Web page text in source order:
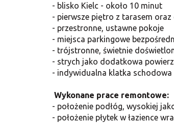
- blisko Kielc - około 10 minut
- pierwsze piętro z tarasem
- przestronne, ustawne pokoje
- miejsca parkingowe
- trójstronne, świetnie
- strych jako dodatkowa
- indywidualna klatka schodowa
Wykonane prace remontowe:
- położenie podłóg, wysokiej
- położenie płytek w łazience